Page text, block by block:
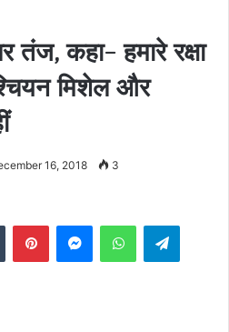
तंज, कहा- हमारे रक्षा
मिशेल और
16, 2018 3
Tumblr PinterestMessengerWhatsApp